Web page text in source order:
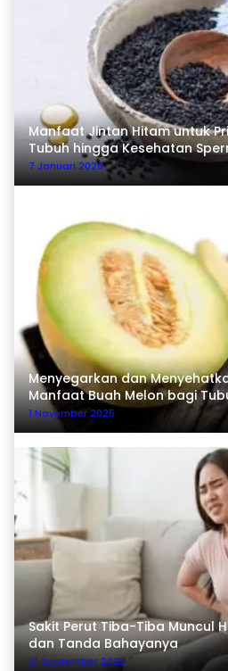
Manfaat Jintan Hitam untuk
Tubuh hingga Kesehatan
7 Januari 2026
Menyegarkan dan
Manfaat Buah Melon bagi
1 November 2025
Sakit Perut Tiba-Tiba Muncul
dan Tanda Bahayanya
21 September 2025